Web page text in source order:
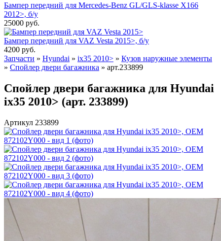
Бампер передний для Mercedes-Benz GL/GLS-klasse X166
2012>, б/у
25000 руб.
Бампер передний для VAZ Vesta 2015>, б/у
4200 руб.
Запчасти » Hyundai » ix35 2010> » Кузов наружные элементы
» Спойлер двери багажника » арт.233899
Спойлер двери багажника для Hyundai
ix35 2010> (арт. 233899)
Артикул 233899